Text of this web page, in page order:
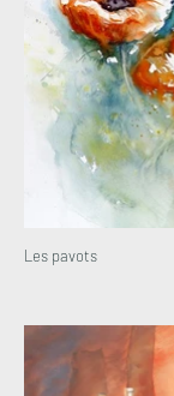
Les pavots